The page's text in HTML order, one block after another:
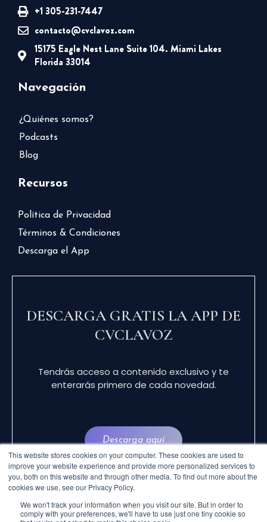
This website stores cookies on your computer. These cookies are used to
improve your website experience and provide more personalized services to
you, both on this website and through other media. To find out more about the
cookies we use, see our Privacy Policy.
We won't track your information when you visit our site. But in order to
comply with your preferences, we'll have to use just one tiny cookie so
+1 305-231-7447
contacto@cvclavoz.com
15175 Eagle Nest Lane Suite 104. Miami Lakes
Florida 33014
Navegación
¿Quiénes somos?
Podcasts
Blog
Recursos
Política de Privacidad
Términos & Condiciones
Descarga el App
DESCARGA GRATIS LA APP DE
CVCLAVOZ
Tendrás acceso a contenido exclusivo y te
enterarás primero de cada novedad.
Descarga aquí